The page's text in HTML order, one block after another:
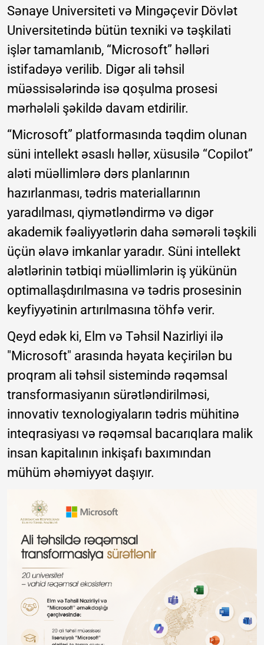
Sənaye Universiteti və Mingəçevir Dövlət
Universitetində bütün texniki və təşkilati
işlər tamamlanıb, “Microsoft” həlləri
istifadəyə verilib. Digər ali təhsil
müəssisələrində isə qoşulma prosesi
mərhələli şəkildə davam etdirilir.
“Microsoft” platformasında təqdim olunan
süni intellekt əsaslı həllər, xüsusilə “Copilot”
aləti müəllimlərə dərs planlarının
hazırlanması, tədris materiallarının
yaradılması, qiymətləndirmə və digər
akademik fəaliyyətlərin daha səmərəli təşkili
üçün əlavə imkanlar yaradır. Süni intellekt
alətlərinin tətbiqi müəllimlərin iş yükünün
optimallaşdırılmasına və tədris prosesinin
keyfiyyətinin artırılmasına töhfə verir.
Qeyd edək ki, Elm və Təhsil Nazirliyi ilə
"Microsoft" arasında həyata keçirilən bu
proqram ali təhsil sistemində rəqəmsal
transformasiyanın sürətləndirilməsi,
innovativ texnologiyaların tədris mühitinə
inteqrasiyası və rəqəmsal bacarıqlara malik
insan kapitalının inkişafı baxımından
mühüm əhəmiyyət daşıyır.